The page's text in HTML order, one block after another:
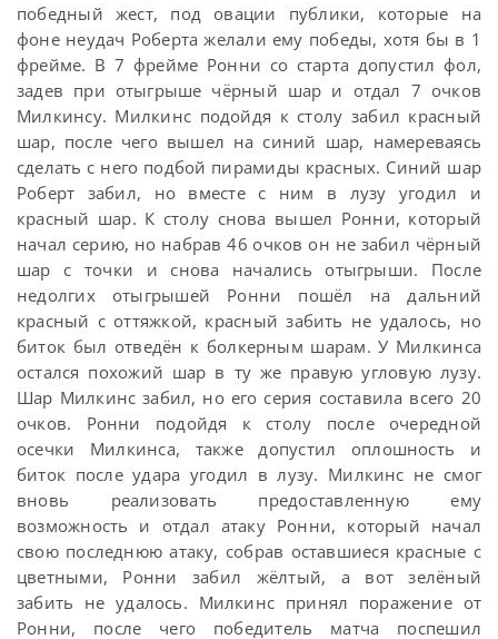
победный жест, под овации публики, которые на
фоне неудач Роберта желали ему победы, хотя бы в 1
фрейме. В 7 фрейме Ронни со старта допустил фол,
задев при отыгрыше чёрный шар и отдал 7 очков
Милкинсу. Милкинс подойдя к столу забил красный
шар, после чего вышел на синий шар, намереваясь
сделать с него подбой пирамиды красных. Синий шар
Роберт забил, но вместе с ним в лузу угодил и
красный шар. К столу снова вышел Ронни, который
начал серию, но набрав 46 очков он не забил чёрный
шар с точки и снова начались отыгрыши. После
недолгих отыгрышей Ронни пошёл на дальний
красный с оттяжкой, красный забить не удалось, но
биток был отведён к болкерным шарам. У Милкинса
остался похожий шар в ту же правую угловую лузу.
Шар Милкинс забил, но его серия составила всего 20
очков. Ронни подойдя к столу после очередной
осечки Милкинса, также допустил оплошность и
биток после удара угодил в лузу. Милкинс не смог
вновь реализовать предоставленную ему
возможность и отдал атаку Ронни, который начал
свою последнюю атаку, собрав оставшиеся красные с
цветными, Ронни забил жёлтый, а вот зелёный
забить не удалось. Милкинс принял поражение от
Ронни, после чего победитель матча поспешил